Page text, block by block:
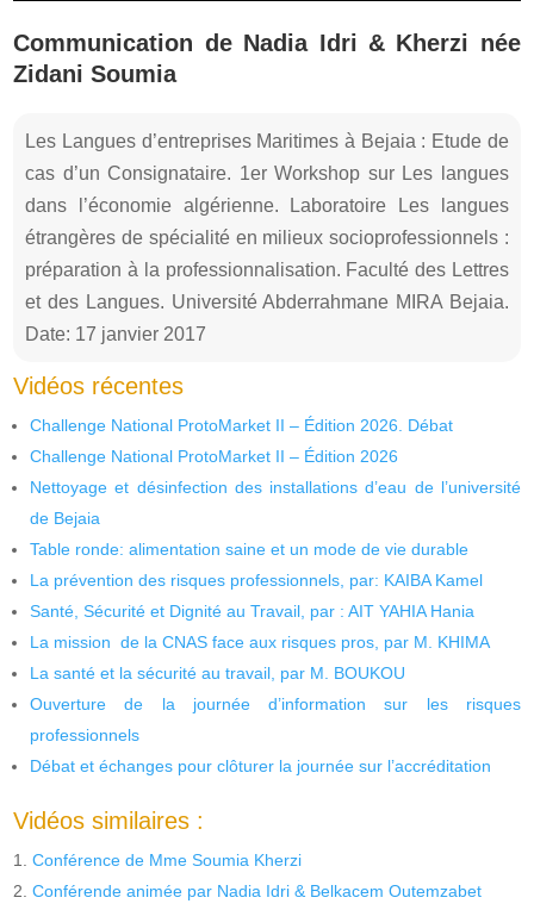
Communication de Nadia Idri & Kherzi née
Zidani Soumia
Les Langues d’entreprises Maritimes à Bejaia : Etude de
cas d’un Consignataire. 1er Workshop sur Les langues
dans l’économie algérienne. Laboratoire Les langues
étrangères de spécialité en milieux socioprofessionnels :
préparation à la professionnalisation. Faculté des Lettres
et des Langues. Université Abderrahmane MIRA Bejaia.
Date: 17 janvier 2017
Vidéos récentes
Challenge National ProtoMarket II – Édition 2026. Débat
Challenge National ProtoMarket II – Édition 2026
Nettoyage et désinfection des installations d’eau de l’université
de Bejaia
Table ronde: alimentation saine et un mode de vie durable
La prévention des risques professionnels, par: KAIBA Kamel
Santé, Sécurité et Dignité au Travail, par : AIT YAHIA Hania
La mission de la CNAS face aux risques pros, par M. KHIMA
La santé et la sécurité au travail, par M. BOUKOU
Ouverture de la journée d’information sur les risques
professionnels
Débat et échanges pour clôturer la journée sur l’accréditation
Vidéos similaires :
Conférence de Mme Soumia Kherzi
Conférende animée par Nadia Idri & Belkacem Outemzabet